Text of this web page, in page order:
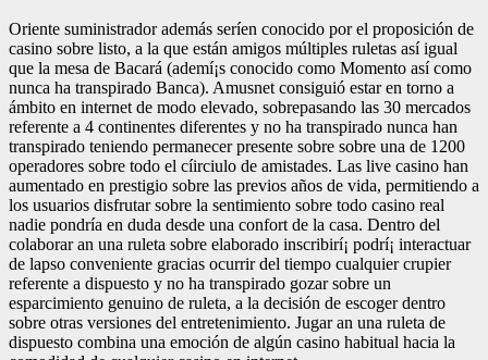
Oriente suministrador además serí­en conocido por el proposición de
casino sobre listo, a la que están amigos múltiples ruletas así­ igual
que la mesa de Bacará (ademí¡s conocido como Momento así­ como
nunca ha transpirado Banca). Amusnet consiguió estar en torno a
ámbito en internet de modo elevado, sobrepasando las 30 mercados
referente a 4 continentes diferentes y no ha transpirado nunca han
transpirado teniendo permanecer presente sobre sobre una de 1200
operadores sobre todo el cí­irciulo de amistades. Las live casino han
aumentado en prestigio sobre las previos años de vida, permitiendo a
los usuarios disfrutar sobre la sentimiento sobre todo casino real
nadie pondrí­a en duda desde una confort de la casa. Dentro del
colaborar an una ruleta sobre elaborado inscribirí¡ podrí¡ interactuar
de lapso conveniente gracias ocurrir del tiempo cualquier crupier
referente a dispuesto y no ha transpirado gozar sobre un
esparcimiento genuino de ruleta, a la decisión de escoger dentro
sobre otras versiones del entretenimiento. Jugar an una ruleta de
dispuesto combina una emoción de algún casino habitual hacia la